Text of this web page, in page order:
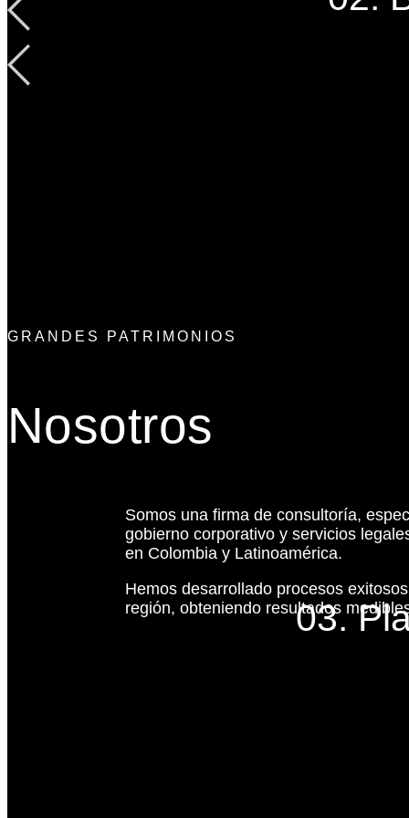
03.
GRANDES PATRIMONIOS
Nosotros
Somos una firma de consultoría,
gobierno corporativo y servicios
en Colombia y Latinoamérica.
Hemos desarrollado procesos
región, obteniendo resultados